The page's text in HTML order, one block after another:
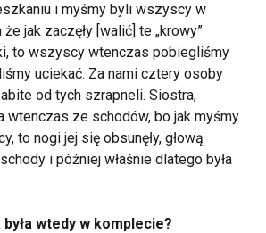
i myśmy byli wszyscy w
jak zaczęły [walić] te „krowy”
to wszyscy wtenczas pobiegliśmy
uciekać. Za nami cztery osoby
od tych szrapneli. Siostra,
wtenczas ze schodów, bo jak myśmy
to nogi jej się obsunęły, głową
i później właśnie dlatego była
wtedy w komplecie?